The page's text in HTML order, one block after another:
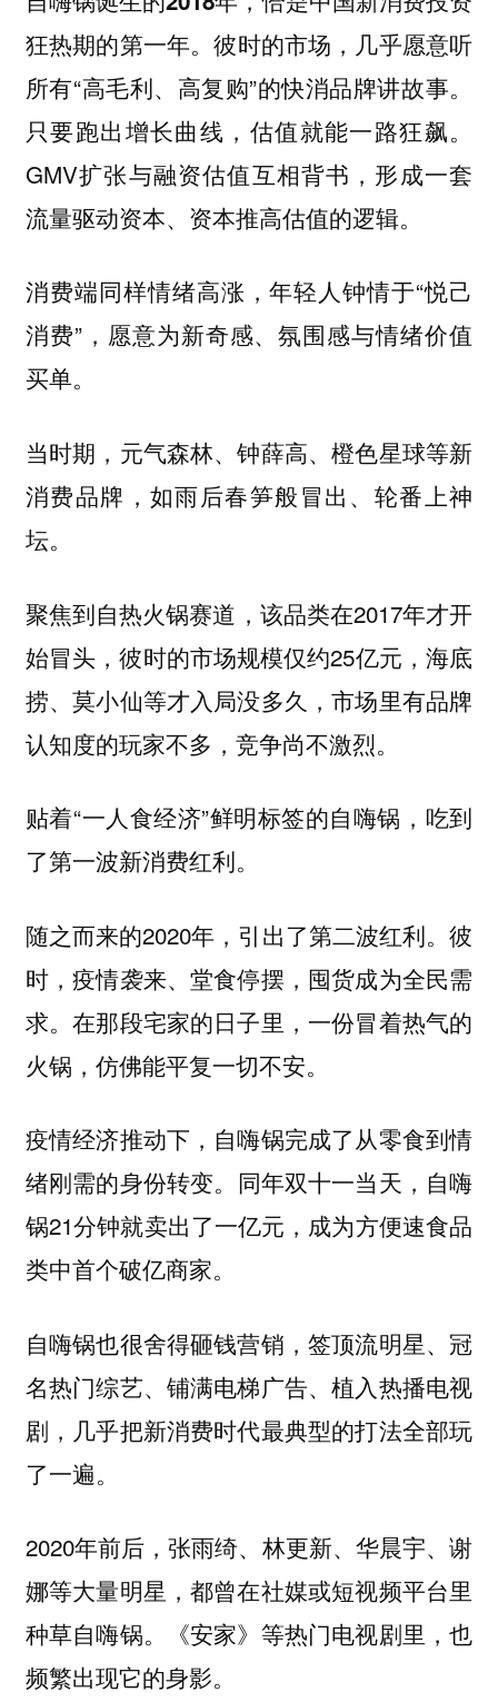
狂热期的第一年。彼时的市场，几乎愿意听
所有“高毛利、高复购”的快消品牌讲故事。
只要跑出增长曲线，估值就能一路狂飙。
GMV扩张与融资估值互相背书，形成一套
流量驱动资本、资本推高估值的逻辑。
消费端同样情绪高涨，年轻人钟情于“悦己
消费”， 愿意为新奇感、氛围感与情绪价值
买单。
当时期，元气森林、钟薛高、橙色星球等新
消费品牌，如雨后春笋般冒出、轮番上神
坛。
聚焦到自热火锅赛道，该品类在2017年才开
始冒头，彼时的市场规模仅约25亿元，海底
捞、莫小仙等才入局没多久，市场里有品牌
认知度的玩家不多，竞争尚不激烈。
贴着“一人食经济”鲜明标签的自嗨锅，吃到
了第一波新消费红利。
随之而来的2020年，引出了第二波红利。彼
时，疫情袭来、堂食停摆，囤货成为全民需
求。在那段宅家的日子里，一份冒着热气的
火锅，仿佛能平复一切不安。
疫情经济推动下，自嗨锅完成了从零食到情
绪刚需的身份转变。 同年双十一当天，自嗨
锅21分钟就卖出了一亿元，成为方便速食品
类中首个破亿商家。
自嗨锅也很舍得砸钱营销，签顶流明星、冠
名热门综艺、铺满电梯广告、植入热播电视
剧，几乎把新消费时代最典型的打法全部玩
了一遍。
2020年前后，张雨绮、林更新、华晨宇、谢
娜等大量明星，都曾在社媒或短视频平台里
种草自嗨锅。《安家》等热门电视剧里，也
频繁出现它的身影。